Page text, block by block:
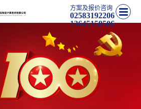
方案及报价咨询
02583192206
13645158506